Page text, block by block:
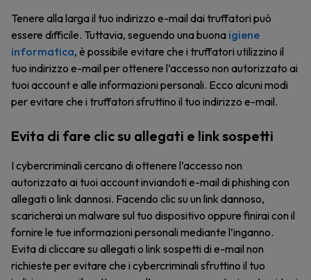
Tenere alla larga il tuo indirizzo e-mail dai truffatori può
essere difficile. Tuttavia, seguendo una buona igiene
informatica, è possibile evitare che i truffatori utilizzino il
tuo indirizzo e-mail per ottenere l’accesso non autorizzato ai
tuoi account e alle informazioni personali. Ecco alcuni modi
per evitare che i truffatori sfruttino il tuo indirizzo e-mail.
Evita di fare clic su allegati e link sospetti
I cybercriminali cercano di ottenere l’accesso non
autorizzato ai tuoi account inviandoti e-mail di phishing con
allegati o link dannosi. Facendo clic su un link dannoso,
scaricherai un malware sul tuo dispositivo oppure finirai con il
fornire le tue informazioni personali mediante l’inganno.
Evita di cliccare su allegati o link sospetti di e-mail non
richieste per evitare che i cybercriminali sfruttino il tuo